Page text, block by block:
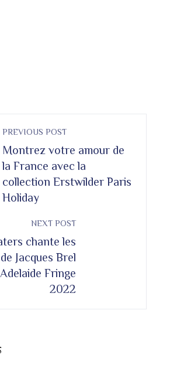
PREVIOUS POST
Montrez votre amour de
la France avec la
collection Erstwilder Paris
Holiday
NEXT POST
chante les
Jacques Brel
Fringe
2022